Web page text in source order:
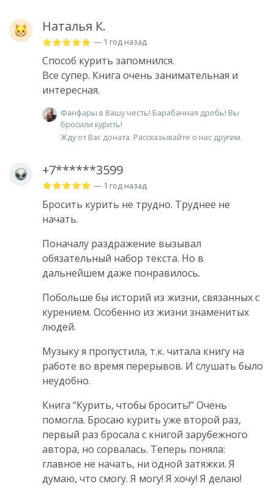
Наталья К.
— 1 год назад
Способ курить запомнился.
Все супер. Книга очень занимательная и
интересная.
Фанфары в Вашу честь! Барабанная дробь! Вы
бросили курить!
Жду от Вас доната. Рассказывайте о нас другим.
+7******3599
— 1 год назад
Бросить курить не трудно. Труднее не
начать.
Поначалу раздражение вызывал
обязательный набор текста. Но в
дальнейшем даже понравилось.
Побольше бы историй из жизни, связанных с
курением. Особенно из жизни знаменитых
людей.
Музыку я пропустила, т.к. читала книгу на
работе во время перерывов. И слушать было
неудобно.
Книга “Курить, чтобы бросить!” Очень
помогла. Бросаю курить уже второй раз,
первый раз бросала с книгой зарубежного
автора, но сорвалась. Теперь поняла:
главное не начать, ни одной затяжки. Я
думаю, что смогу. Я могу! Я хочу! Я делаю!